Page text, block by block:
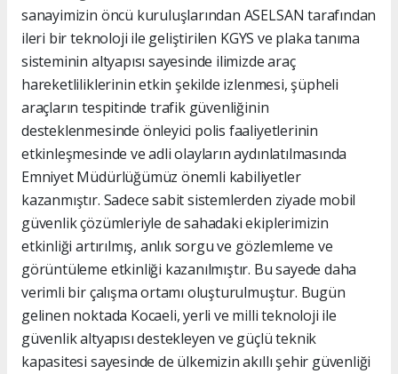
sanayimizin öncü kuruluşlarından ASELSAN tarafından
ileri bir teknoloji ile geliştirilen KGYS ve plaka tanıma
sisteminin altyapısı sayesinde ilimizde araç
hareketliliklerinin etkin şekilde izlenmesi, şüpheli
araçların tespitinde trafik güvenliğinin
desteklenmesinde önleyici polis faaliyetlerinin
etkinleşmesinde ve adli olayların aydınlatılmasında
Emniyet Müdürlüğümüz önemli kabiliyetler
kazanmıştır. Sadece sabit sistemlerden ziyade mobil
güvenlik çözümleriyle de sahadaki ekiplerimizin
etkinliği artırılmış, anlık sorgu ve gözlemleme ve
görüntüleme etkinliği kazanılmıştır. Bu sayede daha
verimli bir çalışma ortamı oluşturulmuştur. Bugün
gelinen noktada Kocaeli, yerli ve milli teknoloji ile
güvenlik altyapısı destekleyen ve güçlü teknik
kapasitesi sayesinde de ülkemizin akıllı şehir güvenliği